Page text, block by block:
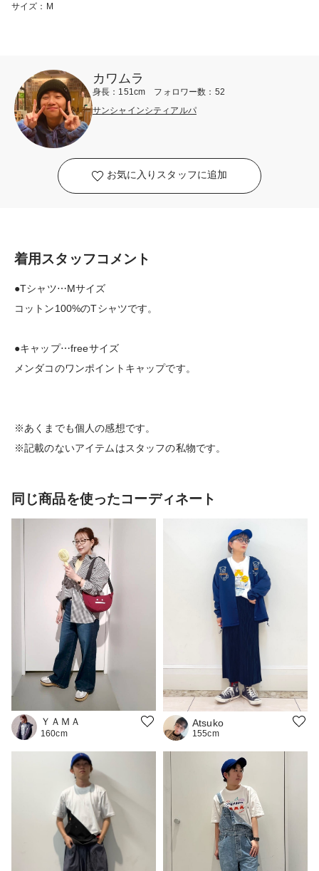
サイズ：M
カワムラ
身長：151cm フォロワー数：52
サンシャインシティアルパ
お気に入りスタッフに追加
着用スタッフコメント
●Tシャツ⋯Mサイズ
コットン100%のTシャツです。
●キャップ⋯freeサイズ
メンダコのワンポイントキャップです。
※あくまでも個人の感想です。
※記載のないアイテムはスタッフの私物です。
同じ商品を使ったコーディネート
ＹＡＭＡ
160cm
Atsuko
155cm